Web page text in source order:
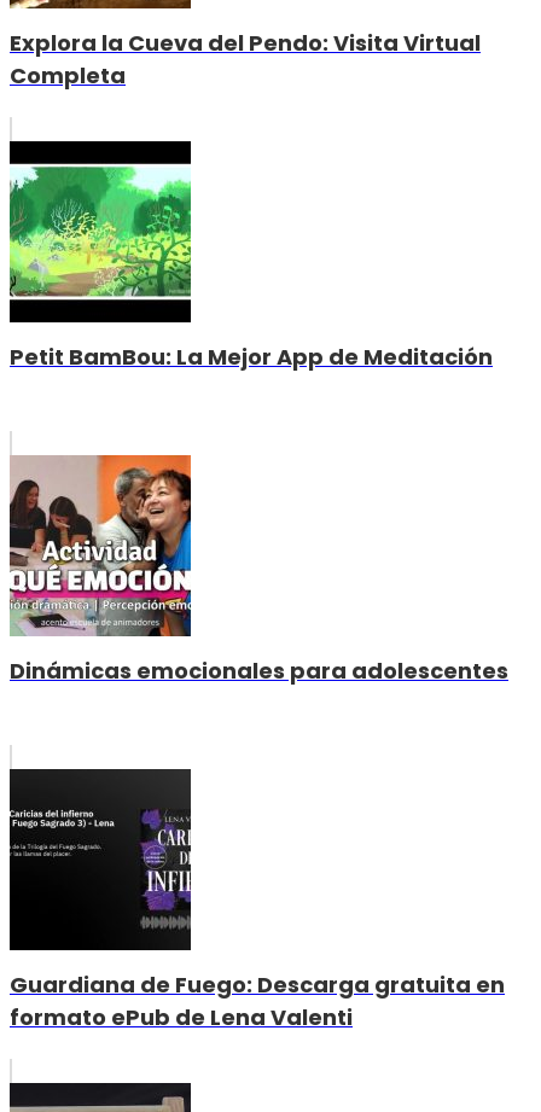
Explora la Cueva del Pendo: Visita Virtual
Completa
Petit BamBou: La Mejor App de Meditación
Dinámicas emocionales para adolescentes
Guardiana de Fuego: Descarga gratuita en
formato ePub de Lena Valenti